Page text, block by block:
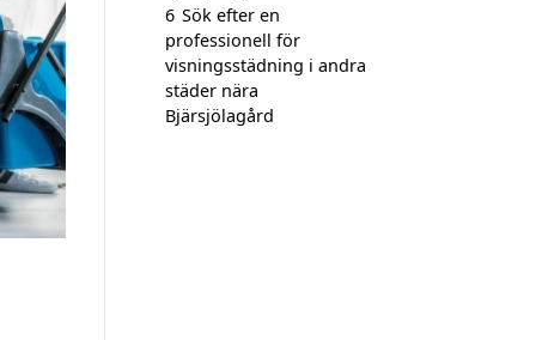
6 Sök efter en
professionell för
visningsstädning i andra
städer nära
Bjärsjölagård